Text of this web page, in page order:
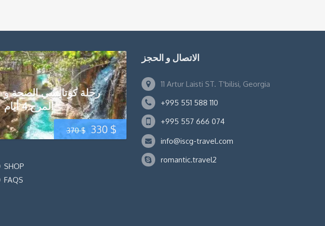
370$
السعر
330 $السعر
الحالي
رحلة كوتايسي الصحة و
المرح 4 أيام
SHOP
FAQS
الاتصال و الحجز
11 Artur Laisti ST. T'bilisi, Georgia
+995 551 588 110
+995 557 666 074
info@iscg-travel.com
romantic.travel2